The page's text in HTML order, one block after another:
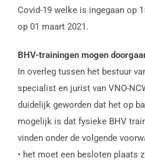
Covid-19 welke is ingegaan op
op 01 maart 2021.
BHV-trainingen mogen
In overleg tussen het bestuur
specialist en jurist van VNO-
duidelijk geworden dat het op
mogelijk is dat fysieke BHV
vinden onder de volgende
• het moet een besloten plaats